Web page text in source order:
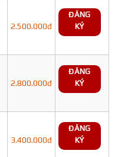
2.500.000đ
ĐĂNG
KÝ
2.800.000đ
ĐĂNG
KÝ
3.400.000đ
ĐĂNG
KÝ